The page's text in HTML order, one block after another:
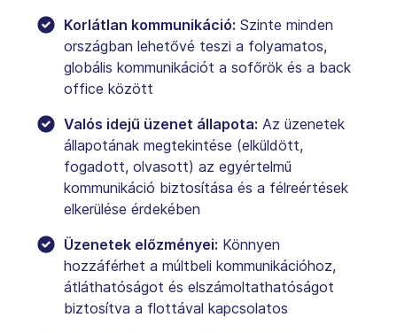
Korlátlan kommunikáció: Szinte minden
országban lehetővé teszi a folyamatos,
globális kommunikációt a sofőrök és a back
office között
Valós idejű üzenet állapota: Az üzenetek
állapotának megtekintése (elküldött,
fogadott, olvasott) az egyértelmű
kommunikáció biztosítása és a félreértések
elkerülése érdekében
Üzenetek előzményei: Könnyen
hozzáférhet a múltbeli kommunikációhoz,
átláthatóságot és elszámoltathatóságot
biztosítva a flottával kapcsolatos